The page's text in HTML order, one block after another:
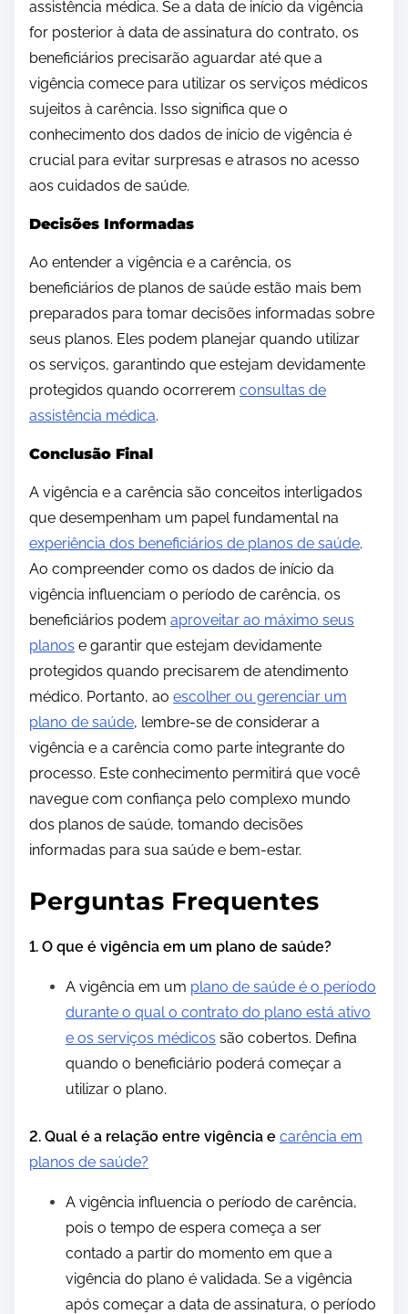
assistência médica. Se a data de início da vigência
for posterior à data de assinatura do contrato, os
beneficiários precisarão aguardar até que a
vigência comece para utilizar os serviços médicos
sujeitos à carência. Isso significa que o
conhecimento dos dados de início de vigência é
crucial para evitar surpresas e atrasos no acesso
aos cuidados de saúde.
Decisões Informadas
Ao entender a vigência e a carência, os
beneficiários de planos de saúde estão mais bem
preparados para tomar decisões informadas sobre
seus planos. Eles podem planejar quando utilizar
os serviços, garantindo que estejam devidamente
protegidos quando ocorrerem consultas de
assistência médica.
Conclusão Final
A vigência e a carência são conceitos interligados
que desempenham um papel fundamental na
experiência dos beneficiários de planos de saúde.
Ao compreender como os dados de início da
vigência influenciam o período de carência, os
beneficiários podem aproveitar ao máximo seus
planos e garantir que estejam devidamente
protegidos quando precisarem de atendimento
médico. Portanto, ao escolher ou gerenciar um
plano de saúde, lembre-se de considerar a
vigência e a carência como parte integrante do
processo. Este conhecimento permitirá que você
navegue com confiança pelo complexo mundo
dos planos de saúde, tomando decisões
informadas para sua saúde e bem-estar.
Perguntas Frequentes
1. O que é vigência em um plano de saúde?
A vigência em um plano de saúde é o período
durante o qual o contrato do plano está ativo
e os serviços médicos são cobertos. Defina
quando o beneficiário poderá começar a
utilizar o plano.
2. Qual é a relação entre vigência e carência em
planos de saúde?
A vigência influencia o período de carência,
pois o tempo de espera começa a ser
contado a partir do momento em que a
vigência do plano é validada. Se a vigência
após começar a data de assinatura, o período